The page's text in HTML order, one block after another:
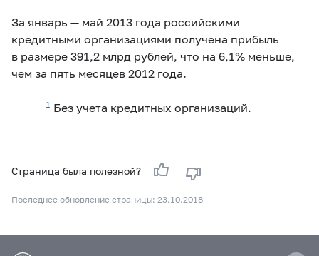
За январь — май 2013 года российскими
кредитными организациями получена прибыль
в размере 391,2 млрд рублей, что на 6,1% меньше,
чем за пять месяцев 2012 года.
1 Без учета кредитных организаций.
Страница была полезной?
Последнее обновление страницы: 23.10.2018